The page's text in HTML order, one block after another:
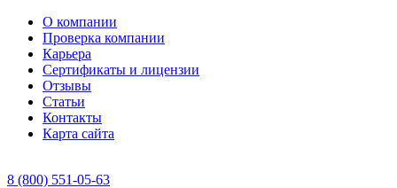
О компании
Проверка компании
Карьера
Сертификаты и лицензии
Отзывы
Статьи
Контакты
Карта сайта
8 (800) 551-05-63